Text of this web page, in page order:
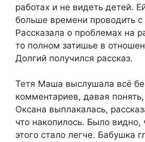
работах и не видеть детей.
больше времени проводить
Рассказала о проблемах на
то полном затишье в
Долгий получился рассказ.
Тетя Маша выслушала всё
комментариев, давая
Оксана выплакалась,
что накопилось. Было видно,
этого стало легче. Бабушка